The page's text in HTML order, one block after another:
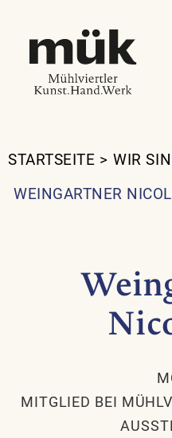
STARTSEITE > WIR
WEINGARTNER
MITGLIED BEI